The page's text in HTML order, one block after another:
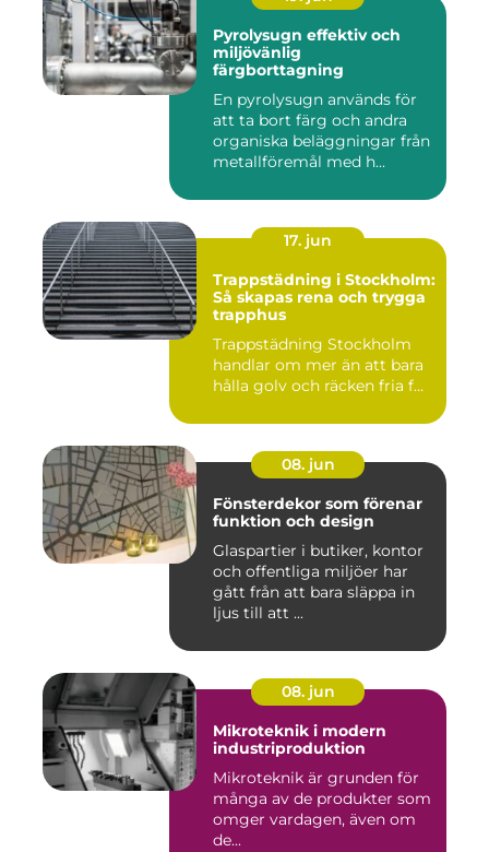
Pyrolysugn effektiv och
miljövänlig
färgborttagning
En pyrolysugn används för
att ta bort färg och andra
organiska beläggningar från
metallföremål med h...
17. jun
Trappstädning i Stockholm:
Så skapas rena och trygga
trapphus
Trappstädning Stockholm
handlar om mer än att bara
hålla golv och räcken fria f...
08. jun
Fönsterdekor som förenar
funktion och design
Glaspartier i butiker, kontor
och offentliga miljöer har
gått från att bara släppa in
ljus till att ...
08. jun
Mikroteknik i modern
industriproduktion
Mikroteknik är grunden för
många av de produkter som
omger vardagen, även om
de...